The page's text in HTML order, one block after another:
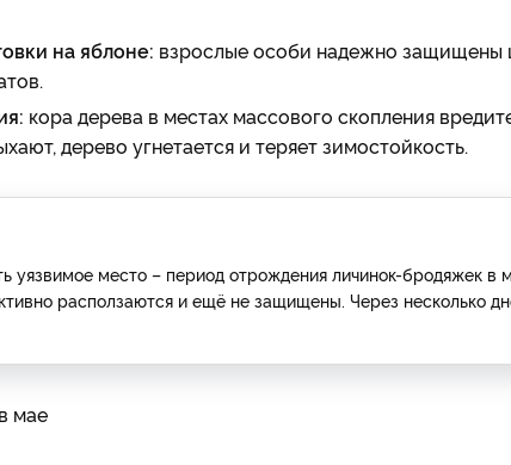
на яблоне: взрослые особи надежно защищены
кора дерева в местах массового скопления
дерево угнетается и теряет зимостойкость.
уязвимое место – период отрождения личинок-бродяжек в
расползаются и ещё не защищены. Через несколько